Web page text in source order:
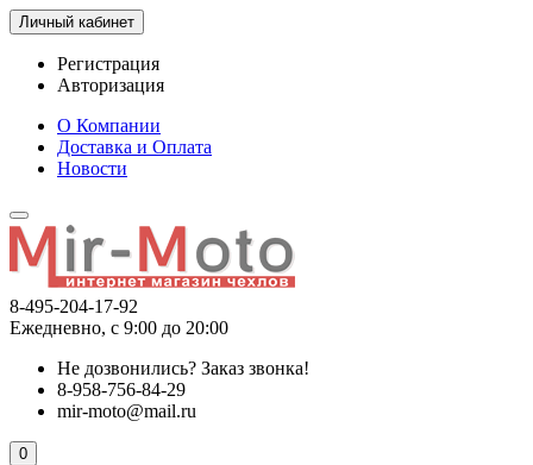
Личный кабинет
Регистрация
Авторизация
О Компании
Доставка и Оплата
Новости
8-495-204-17-92
Ежедневно, с 9:00 до 20:00
Не дозвонились? Заказ звонка!
8-958-756-84-29
mir-moto@mail.ru
0